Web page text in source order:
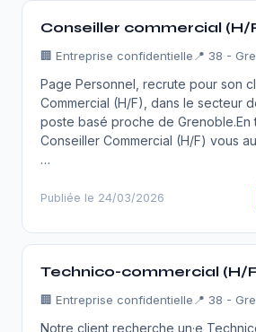
Conseiller commercial (H/
🏢 Entreprise confidentielle 📍 38 -
Page Personnel, recrute pour son
Commercial (H/F), dans le secteur
poste basé proche de Grenoble.En
Conseiller Commercial (H/F) vous
…
Publiée le 24/03/2026
Technico-commercial (H/
🏢 Entreprise confidentielle 📍 38 -
Notre client recherche un·e